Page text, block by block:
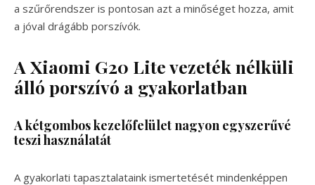
a szűrőrendszer is pontosan azt a minőséget hozza, amit
a jóval drágább porszívók.
A Xiaomi G20 Lite vezeték nélküli
álló porszívó a gyakorlatban
A kétgombos kezelőfelület nagyon egyszerűvé
teszi használatát
A gyakorlati tapasztalataink ismertetését mindenképpen